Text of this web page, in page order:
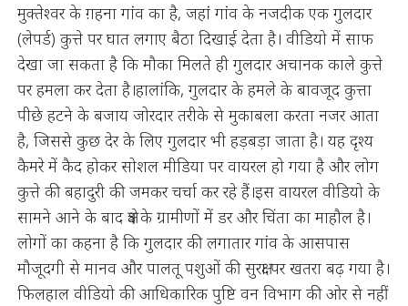
मुक्तेश्वर के ग़हना गांव का है, जहां गांव के नजदीक एक गुलदार
(लेपर्ड) कुत्ते पर घात लगाए बैठा दिखाई देता है। वीडियो में साफ
देखा जा सकता है कि मौका मिलते ही गुलदार अचानक काले कुत्ते
पर हमला कर देता है।हालांकि, गुलदार के हमले के बावजूद कुत्ता
पीछे हटने के बजाय जोरदार तरीके से मुकाबला करता नजर आता
है, जिससे कुछ देर के लिए गुलदार भी हड़बड़ा जाता है। यह दृश्य
कैमरे में कैद होकर सोशल मीडिया पर वायरल हो गया है और लोग
कुत्ते की बहादुरी की जमकर चर्चा कर रहे हैं।इस वायरल वीडियो के
सामने आने के बाद क्षेत्र के ग्रामीणों में डर और चिंता का माहौल है।
लोगों का कहना है कि गुलदार की लगातार गांव के आसपास
मौजूदगी से मानव और पालतू पशुओं की सुरक्षा पर खतरा बढ़ गया है।
फिलहाल वीडियो की आधिकारिक पुष्टि वन विभाग की ओर से नहीं